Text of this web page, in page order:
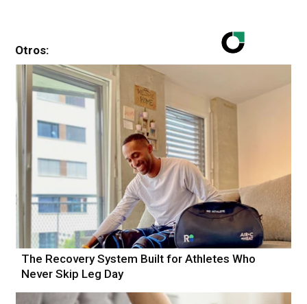
Otros:
The Recovery System Built for Athletes Who
Never Skip Leg Day